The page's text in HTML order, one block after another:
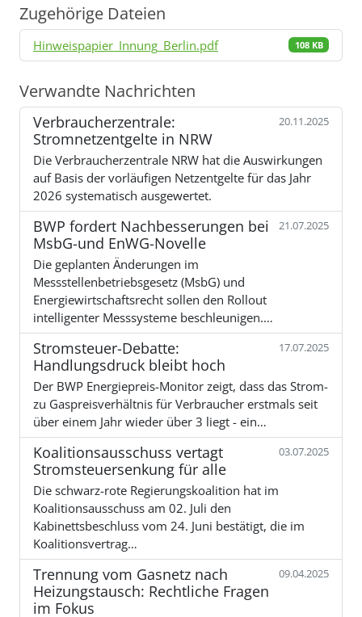
Zugehörige Dateien
Hinweispapier_Innung_Berlin.pdf 108 KB
Verwandte Nachrichten
Verbraucherzentrale:
Stromnetzentgelte in NRW
20.11.2025
Die Verbraucherzentrale NRW hat die Auswirkungen
auf Basis der vorläufigen Netzentgelte für das Jahr
2026 systematisch ausgewertet.
BWP fordert Nachbesserungen bei
MsbG-und EnWG-Novelle
21.07.2025
Die geplanten Änderungen im
Messstellenbetriebsgesetz (MsbG) und
Energiewirtschaftsrecht sollen den Rollout
intelligenter Messsysteme beschleunigen.…
Stromsteuer-Debatte:
Handlungsdruck bleibt hoch
17.07.2025
Der BWP Energiepreis-Monitor zeigt, dass das Strom-
zu Gaspreisverhältnis für Verbraucher erstmals seit
über einem Jahr wieder über 3 liegt - ein…
Koalitionsausschuss vertagt
Stromsteuersenkung für alle
03.07.2025
Die schwarz-rote Regierungskoalition hat im
Koalitionsausschuss am 02. Juli den
Kabinettsbeschluss vom 24. Juni bestätigt, die im
Koalitionsvertrag…
Trennung vom Gasnetz nach
Heizungstausch: Rechtliche Fragen
im Fokus
09.04.2025